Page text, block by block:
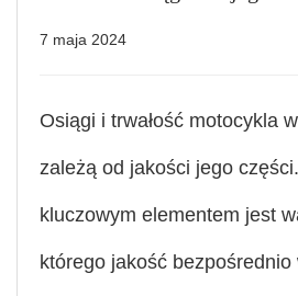
7 maja 2024
Osiągi i trwałość motocykla
zależą od jakości jego
kluczowym elementem jest
którego jakość bezpośrednio